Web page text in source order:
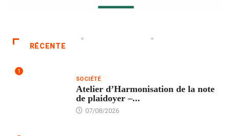
RÉCENTE
1
SOCIÉTÉ
Atelier d’Harmonisation de la note
de plaidoyer –...
07/08/2026